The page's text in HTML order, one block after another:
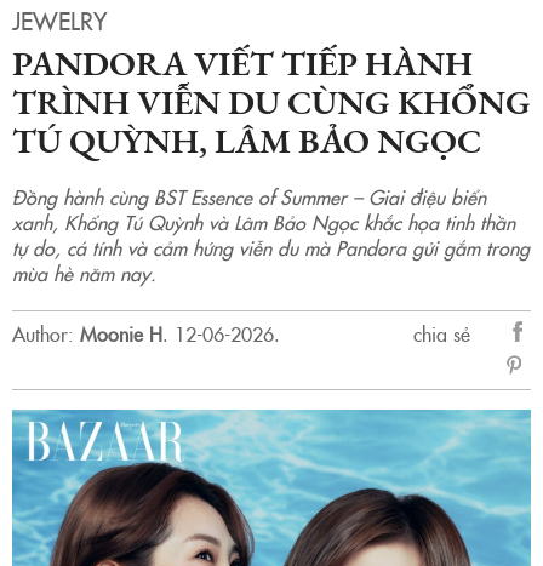
JEWELRY
PANDORA VIẾT TIẾP HÀNH
TRÌNH VIỄN DU CÙNG KHỔNG
TÚ QUỲNH, LÂM BẢO NGỌC
Đồng hành cùng BST Essence of Summer – Giai điệu biển
xanh, Khổng Tú Quỳnh và Lâm Bảo Ngọc khắc họa tinh thần
tự do, cá tính và cảm hứng viễn du mà Pandora gửi gắm trong
mùa hè năm nay.
Author: Moonie H. 12-06-2026.
chia sẻ
sẻ